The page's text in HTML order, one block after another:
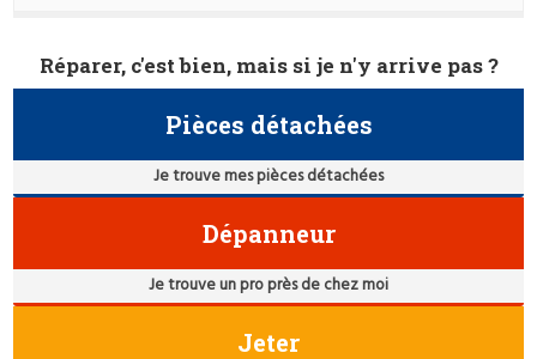
Réparer, c'est bien, mais si je n'y arrive pas ?
Pièces détachées
Je trouve mes pièces détachées
Dépanneur
Je trouve un pro près de chez moi
Jeter